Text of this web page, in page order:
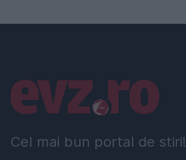
Cel mai bun portal de stiri!
Linkuri utile